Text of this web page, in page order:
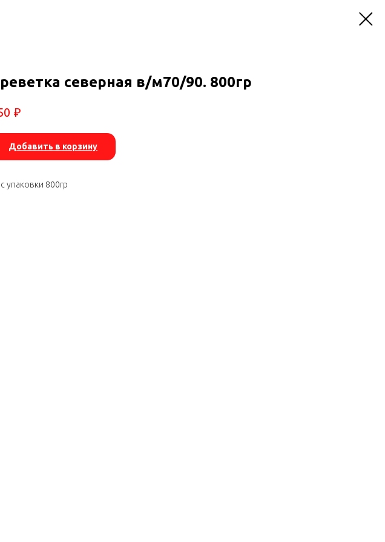
северная в/м70/90. 800гр
₽
Добавить в корзину
упаковки 800гр